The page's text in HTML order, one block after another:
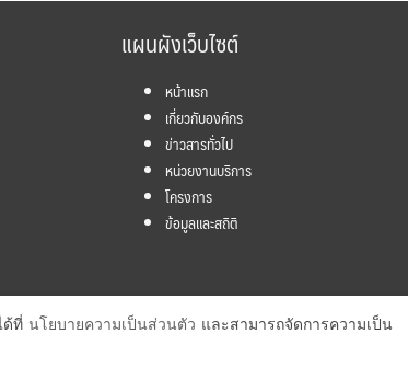
แผนผังเว็บไซต์
หน้าแรก
เกี่ยวกับองค์กร
ข่าวสารทั่วไป
หน่วยงานบริการ
โครงการ
ข้อมูลและสถิติ
ด้ที่ นโยบายความเป็นส่วนตัว และสามารถจัดการความเป็น